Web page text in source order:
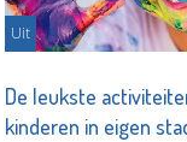
Uit
De leukste
kinderen in eigen